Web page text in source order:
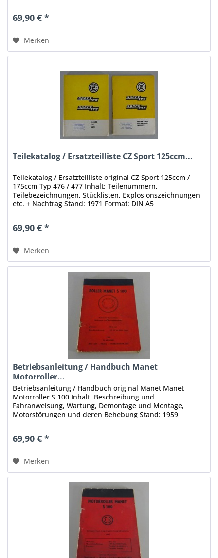
69,90 € *
Merken
Teilekatalog / Ersatzteilliste CZ Sport 125ccm...
Teilekatalog / Ersatzteilliste original CZ Sport 125ccm /
175ccm Typ 476 / 477 Inhalt: Teilenummern,
Teilebezeichnungen, Stücklisten, Explosionszeichnungen
etc. + Nachtrag Stand: 1971 Format: DIN A5
69,90 € *
Merken
Betriebsanleitung / Handbuch Manet
Motorroller...
Betriebsanleitung / Handbuch original Manet Manet
Motorroller S 100 Inhalt: Beschreibung und
Fahranweisung, Wartung, Demontage und Montage,
Motorstörungen und deren Behebung Stand: 1959
69,90 € *
Merken